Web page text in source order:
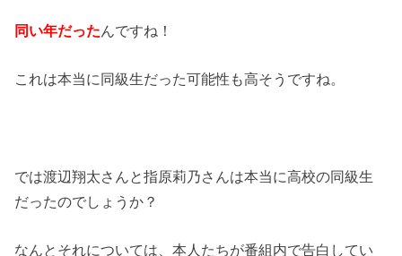
同い年だったんですね！
これは本当に同級生だった可能性も高そうですね。
では渡辺翔太さんと指原莉乃さんは本当に高校の同級生
だったのでしょうか？
なんとそれについては、本人たちが番組内で告白してい